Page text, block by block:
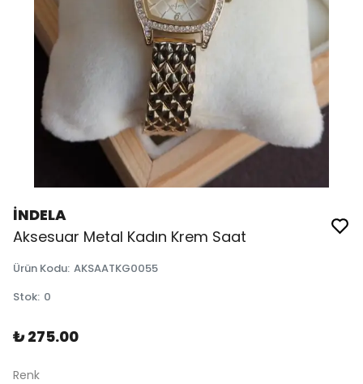
İNDELA
Aksesuar Metal Kadın Krem Saat
Ürün Kodu: AKSAATKG0055
Stok: 0
₺ 275.00
Renk